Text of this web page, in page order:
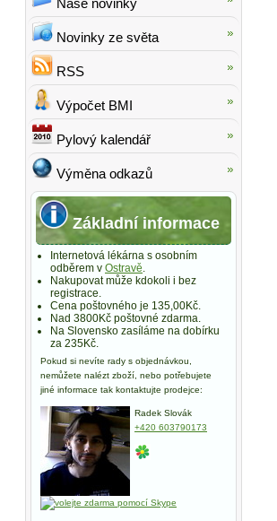
Naše novinky
Novinky ze světa
RSS
Výpočet BMI
Pylový kalendář
Výměna odkazů
Základní informace
Internetová lékárna s osobním
odběrem v Ostravě.
Nakupovat může kdokoli i bez
registrace.
Cena poštovného je 135,00Kč.
Nad 3800Kč poštovné zdarma.
Na Slovensko zasíláme na dobírku
za 235Kč.
Pokud si nevíte rady s objednávkou,
nemůžete nalézt zboží, nebo potřebujete
jiné informace tak kontaktujte prodejce:
Radek Slovák
+420 603790173